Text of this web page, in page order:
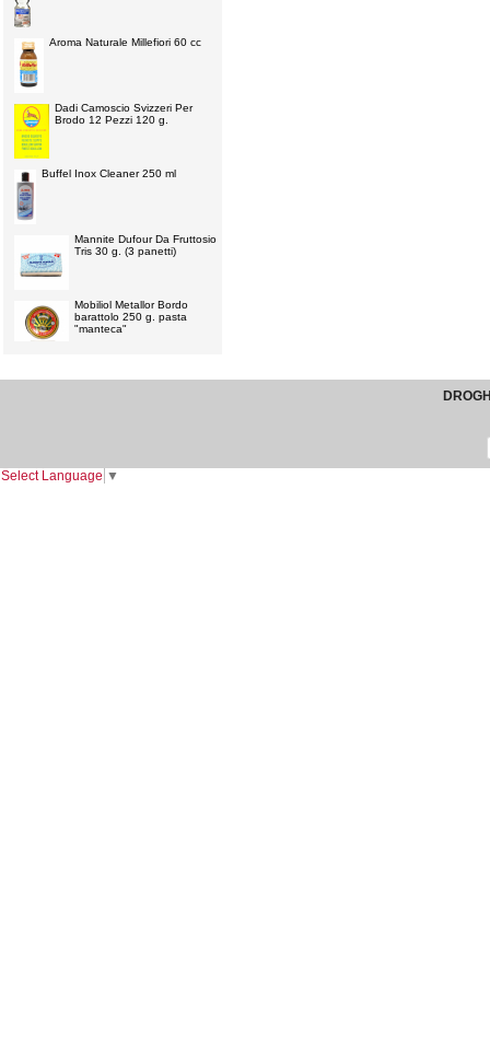
Aroma Naturale Millefiori 60 cc
Dadi Camoscio Svizzeri Per
Brodo 12 Pezzi 120 g.
Buffel Inox Cleaner 250 ml
Mannite Dufour Da Fruttosio
Tris 30 g. (3 panetti)
Mobiliol Metallor Bordo
barattolo 250 g. pasta
"manteca"
Select Language ▼